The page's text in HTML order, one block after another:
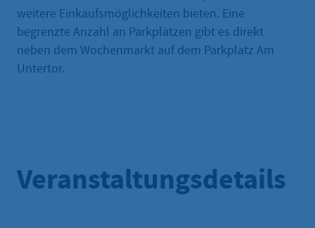
weitere Einkaufsmöglichkeiten bieten. Eine
begrenzte Anzahl an Parkplätzen gibt es direkt
neben dem Wochenmarkt auf dem Parkplatz Am
Untertor.
Veranstaltungsdetails